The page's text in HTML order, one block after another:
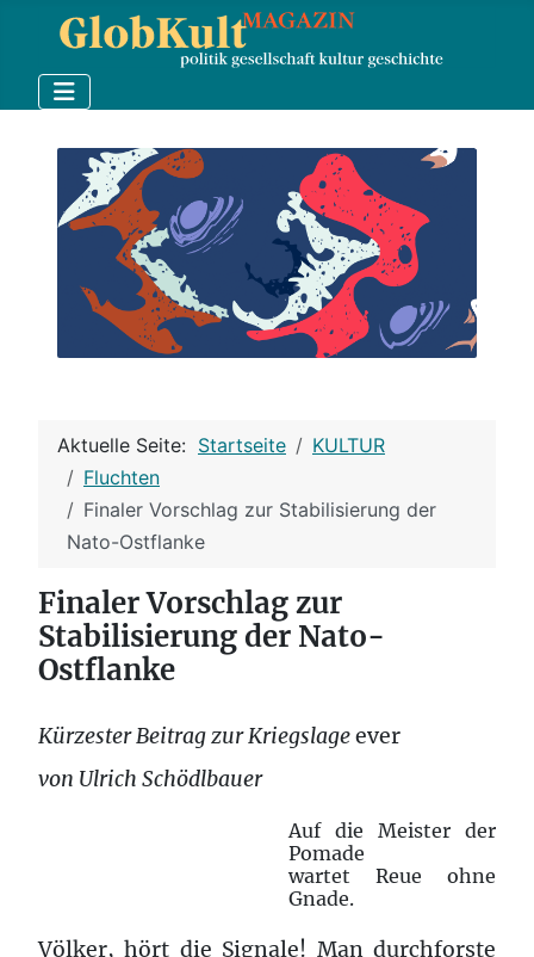
Aktuelle Seite: Startseite
KULTUR
Fluchten
Finaler Vorschlag zur Stabilisierung der
Nato-Ostflanke
Finaler Vorschlag zur
Stabilisierung der Nato-
Ostflanke
Kürzester Beitrag zur Kriegslageever
von Ulrich Schödlbauer
Auf die Meister der
Pomade
wartet Reue ohne
Gnade.
Völker, hört die Signale! Man durchforste